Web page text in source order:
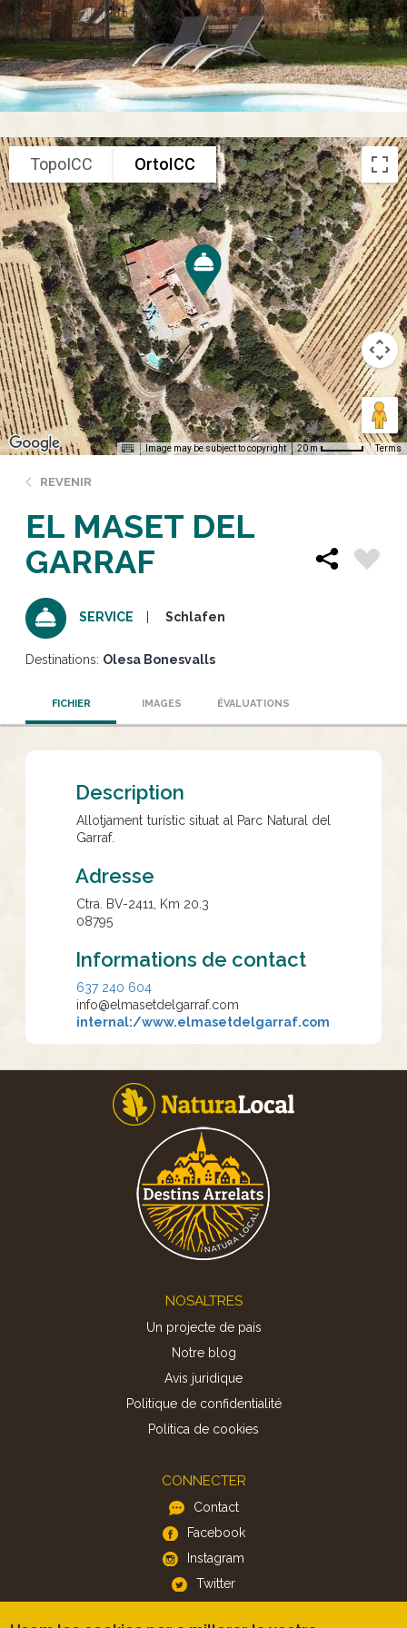
TopoICC OrtoICC
Image may be subject to copyright 20 m Terms
REVENIR
EL MASET DEL
GARRAF
SERVICE Schlafen
Destinations: Olesa Bonesvalls
FICHIER IMAGES ÉVALUATIONS
Description
Allotjament turístic situat al Parc Natural del
Garraf.
Adresse
Ctra. BV-2411, Km 20.3
08795
Informations de contact
637 240 604
info@elmasetdelgarraf.com
internal:/www.elmasetdelgarraf.com
NOSALTRES
Un projecte de país
Notre blog
Avis juridique
Politique de confidentialité
Politica de cookies
CONNECTER
Contact
Facebook
Instagram
Twitter